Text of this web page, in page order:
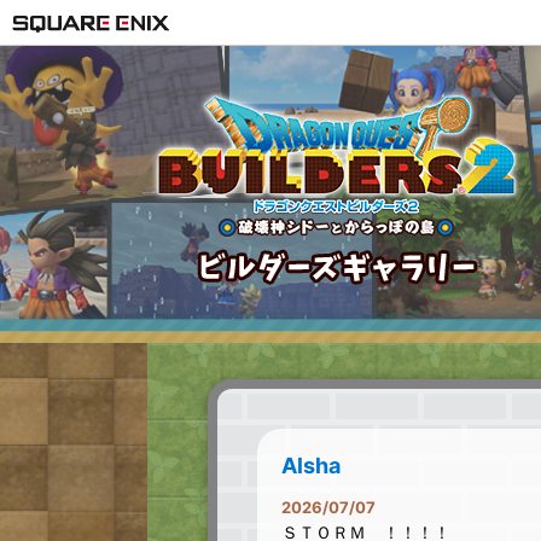
Alsha
2026/07/07
ＳＴＯＲＭ ！！！！